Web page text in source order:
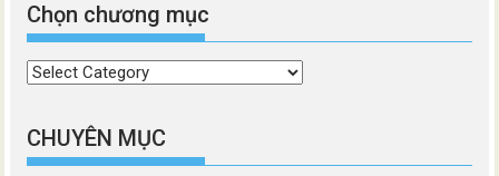
Chọn chương mục
Chọn
mục
CHUYÊN MỤC